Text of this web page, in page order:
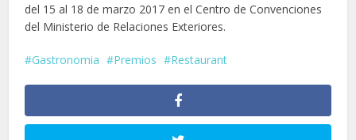
del 15 al 18 de marzo 2017 en el Centro de Convenciones
del Ministerio de Relaciones Exteriores.
Gastronomia Premios Restaurant